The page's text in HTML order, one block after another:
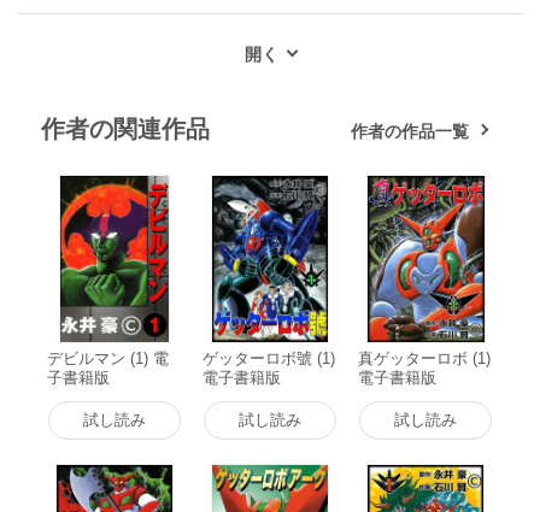
作者の関連作品 作者の作品一覧
デビルマン (1) 電
子書籍版
試し読み
ゲッターロボ號 (1)
電子書籍版
試し読み
真ゲッターロボ (1)
電子書籍版
試し読み